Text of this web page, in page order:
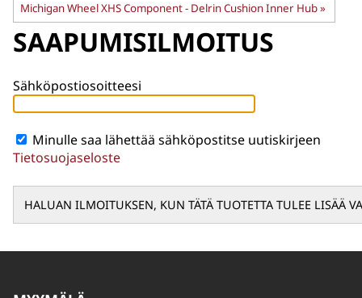
Michigan Wheel XHS Component - Delrin Cushion Inner Hub‪»
SAAPUMISILMOITUS
Sähköpostiosoitteesi
Minulle saa lähettää sähköpostitse uutiskirjeen
Tietosuojaseloste